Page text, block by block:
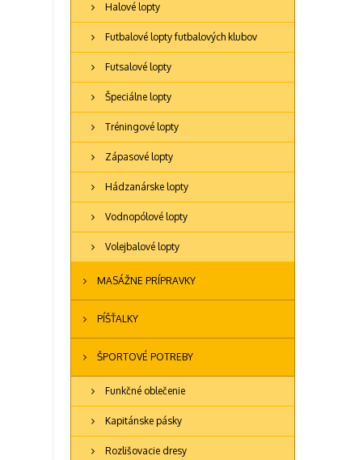
Halové lopty
Futbalové lopty futbalových klubov
Futsalové lopty
Špeciálne lopty
Tréningové lopty
Zápasové lopty
Hádzanárske lopty
Vodnopólové lopty
Volejbalové lopty
MASÁŽNE PRÍPRAVKY
PÍŠŤALKY
ŠPORTOVÉ POTREBY
Funkčné oblečenie
Kapitánske pásky
Rozlišovacie dresy